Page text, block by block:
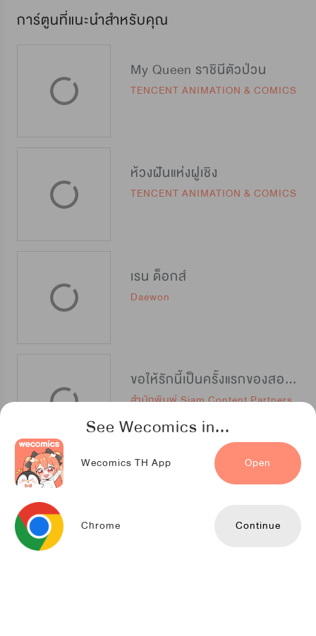
See Wecomics in...
Wecomics TH App Open
Chrome Continue
การ์ตูนที่แนะนำสำหรับคุณ
My Queen ราชินีตัวป่วน
TENCENT ANIMATION & COMICS
ห้วงฝันแห่งฝูเชิง
TENCENT ANIMATION & COMICS
เรน ด็อกส์
Daewon
ขอให้รักนี้เป็นครั้งแรกของสองเรา
สำนักพิมพ์ Siam Content Partners
แผนรักร้าย นายดยุคแวมไพร์